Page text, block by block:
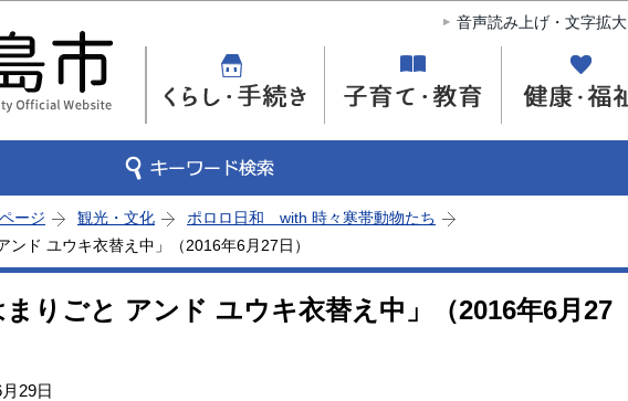
このページの本文へ移動
音声読み上げ・文字拡大
ージ 観光・文化
ポロロ日和 with 時々寒帯動物たち
ンド ユウキ衣替え中」（2016年6月27日）
まりごと アンド ユウキ衣替え中」（2016年6月27
29日